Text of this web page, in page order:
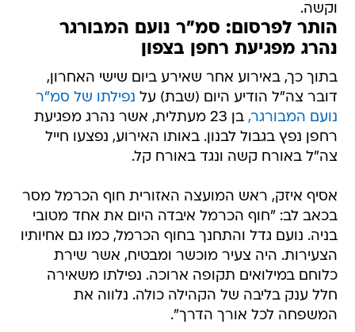
וקשה.
הותר לפרסום: סמ"ר נועם המבורגר
נהרג מפגיעת רחפן בצפון
בתוך כך, באירוע אחר שאירע ביום שישי האחרון,
דובר צה"ל הודיע היום (שבת) על נפילתו של סמ"ר
נועם המבורגר,
בן 23 מעתלית, אשר נהרג מפגיעת
רחפן נפץ בגבול לבנון. באותו האירוע, נפצעו חייל
צה"ל באורח קשה ונגד באורח קל.
אסיף איזק, ראש המועצה האזורית חוף הכרמל מסר
בכאב לב: "חוף הכרמל איבדה היום את אחד מטובי
בניה. נועם גדל והתחנך בחוף הכרמל, כמו גם אחיותיו
הצעירות. היה צעיר מוכשר ומבטיח, אשר שירת
כלוחם במילואים תקופה ארוכה. נפילתו משאירה
חלל ענק בליבה של הקהילה כולה. נלווה את
המשפחה לכל אורך הדרך".